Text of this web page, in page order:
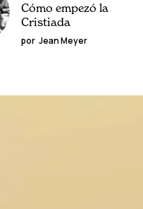
Cómo empezó la
Cristiada
por Jean Meyer